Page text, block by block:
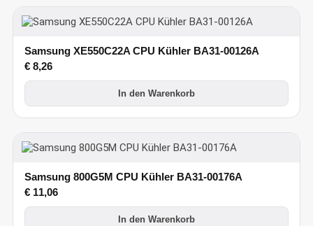
Samsung XE550C22A CPU Kühler BA31-00126A
€8,26
In den Warenkorb
Samsung 800G5M CPU Kühler BA31-00176A
€11,06
In den Warenkorb